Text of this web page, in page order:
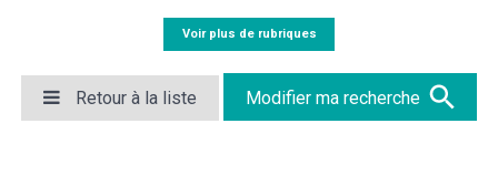
Découvrir Quimper
Quimper demain
Voir plus de rubriques
Retour à la liste Modifier ma recherche